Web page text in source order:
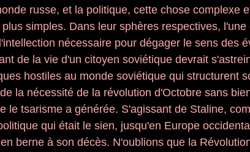
russe, et la politique, cette chose complexe
simples. Dans leur sphères respectives, l'une
nécessaire pour dégager le sens des
de la vie d'un citoyen soviétique devrait
hostiles au monde soviétique qui structurent
la nécessité de la révolution d'Octobre sans
le tsarisme a générée. S'agissant de Staline,
qui était le sien, jusqu'en Europe
berne à son décès. N'oublions que la